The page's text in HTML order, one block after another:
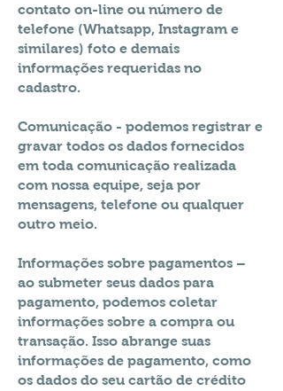
contato on-line ou número de
telefone (Whatsapp, Instagram e
similares) foto e demais
informações requeridas no
cadastro.
Comunicação - podemos registrar e
gravar todos os dados fornecidos
em toda comunicação realizada
com nossa equipe, seja por
mensagens, telefone ou qualquer
outro meio.
Informações sobre pagamentos –
ao submeter seus dados para
pagamento, podemos coletar
informações sobre a compra ou
transação. Isso abrange suas
informações de pagamento, como
os dados do seu cartão de crédito